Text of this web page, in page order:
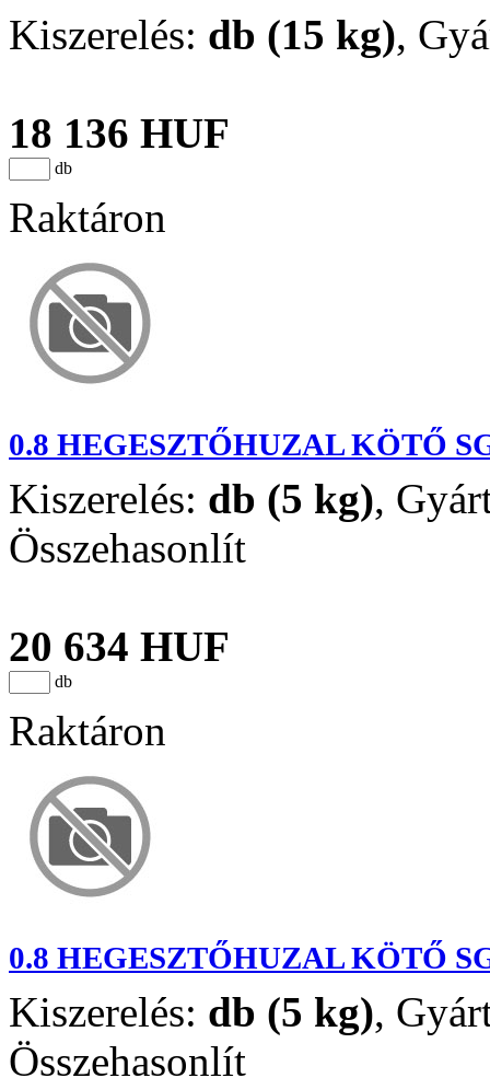
Kiszerelés: db (15 kg),
18 136 HUF
db
Raktáron
0.8 HEGESZTŐHUZAL KÖTŐ
Kiszerelés: db (5 kg),
Összehasonlít
20 634 HUF
db
Raktáron
0.8 HEGESZTŐHUZAL KÖTŐ
Kiszerelés: db (5 kg),
Összehasonlít